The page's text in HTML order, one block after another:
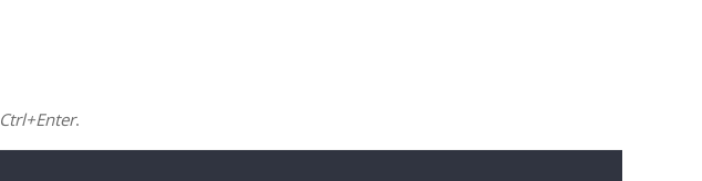
Ctrl+Enter.